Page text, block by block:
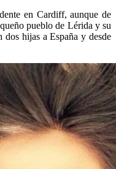
en Cardiff, aunque de
pueblo de Lérida y su
hijas a España y desde